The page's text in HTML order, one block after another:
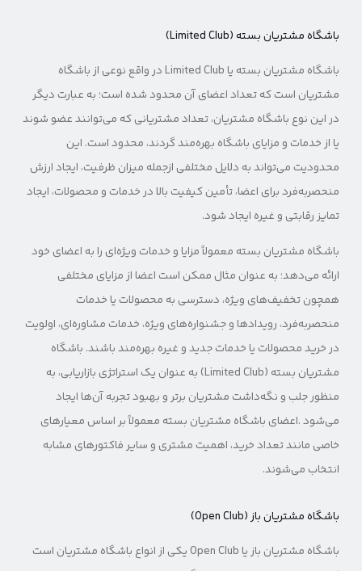
باشگاه مشتریان بسته (Limited Club)
باشگاه مشتریان بسته یا Limited Club در واقع نوعی از باشگاه
مشتریان است که تعداد اعضای آن محدود شده است؛ به عبارت دیگر
در این نوع باشگاه مشتریان، تعداد مشتریانی که می‌توانند عضو شوند
یا از خدمات و مزایای باشگاه بهره‌مند گردند، محدود است. این
محدودیت می‌تواند به دلایل مختلفی ازجمله میزان ظرفیت، ایجاد ارزش
منحصربه‌فرد برای اعضا، تأمین کیفیت بالا در خدمات و محصولات، ایجاد
تمایز رقابتی و غیره ایجاد شود.
باشگاه مشتریان بسته معمولاً مزایا و خدمات ویژه‌ای را به اعضای خود
ارائه می‌دهد؛ به عنوان مثال ممکن است اعضا از مزایای مختلفی
همچون تخفیف‌های ویژه، دسترسی به محصولات یا خدمات
منحصربه‌فرد، رویدادها و جشنواره‌های ویژه، خدمات مشاوره‌ای، اولویت
در خرید محصولات یا خدمات جدید و غیره بهره‌مند باشند. باشگاه
مشتریان بسته (Limited Club) به عنوان یک استراتژی بازاریابی، به
منظور جلب و نگه‌داشت مشتریان برتر و بهبود تجربه آن‌ها ایجاد
می‌شود .اعضای باشگاه مشتریان بسته معمولاً بر اساس معیارهای
خاصی مانند تعداد خرید، اهمیت مشتری و سایر فاکتورهای مشابه
انتخاب می‌شوند.
باشگاه مشتریان باز (Open Club)
باشگاه مشتریان باز یا Open Club یکی از انواع باشگاه مشتریان است